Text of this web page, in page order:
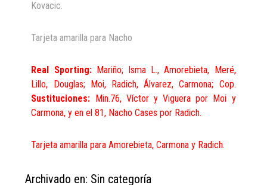
Kovacic.
Tarjeta amarilla para Nacho
Real Sporting:Mariño; Isma L., Amorebieta, Meré,
Lillo, Douglas; Moi, Radich, Álvarez, Carmona; Cop.
Sustituciones: Min.76, Víctor y Viguera por Moi y
Carmona, y en el 81, Nacho Cases por Radich.
Tarjeta amarilla para Amorebieta, Carmona y Radich.
Archivado en: Sin categoría